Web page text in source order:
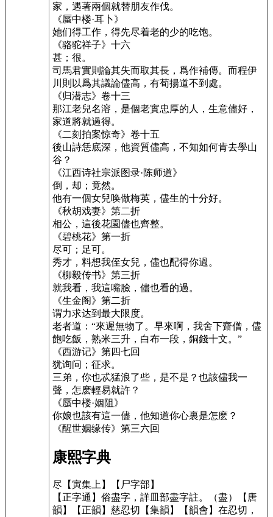
家，遇著兩個就替朋友作伐。
《蜃中楼·耳卜》
她们得工作，得先尽着老的少的吃饱。
《骆驼祥子》十六
甚；很。
司馬君實則論其失而取其長，爲作補傳。而程伊
川則以爲其議論儘高，有荀揚道不到處。
《归潜志》卷十三
那江老兒名溶，是個老實忠厚的人，生意儘好，
家道將就過得。
《二刻拍案惊奇》卷十五
後山詩恁底深，他資質儘高，不知如何肯去學山
谷？
《江西诗社宗派图录·陈师道》
倒，却；竟然。
他有一個女兒唤做梅英，儘生的十分好。
《秋胡戏妻》第二折
相公，這後花園儘也齊整。
《碧桃花》第一折
尽可；足可。
秀才，料想我侄女兒，儘也配得你過。
《柳毅传书》第三折
就我看，我這嘴臉，儘也看的過。
《生金阁》第二折
谓力求达到最大限度。
老者道：“來遲無物了。早來啊，我舍下齋僧，儘
飽吃飯，熟米三升，白布一段，銅錢十文。”
《西游记》第四七回
犹询问；征求。
三弟，你也忒猛浪了些，是不是？也該儘我一
聲，怎麽輕易就許？
《蜃中楼·姻阻》
你娘也該有這一儘，他知道你心裏是怎麽？
《醒世姻缘传》第三六回
康熙字典
尽 【寅集上】
【尸字部】
【正字通】 俗盡字，詳皿部盡字註。 （盡）
【唐
韻】
【正韻】 慈忍切 【集韻】 【韻會】 在忍切 ，